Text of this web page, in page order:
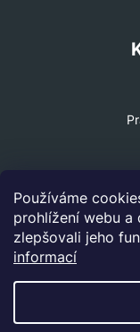
Používáme
prohlížení webu a
zlepšovali jeho
informací